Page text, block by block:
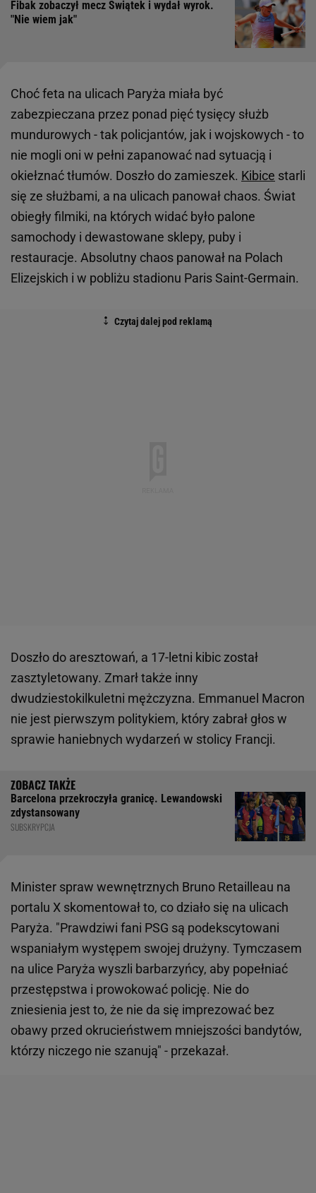
Fibak zobaczył mecz Świątek i wydał wyrok.
"Nie wiem jak"
Choć feta na ulicach Paryża miała być
zabezpieczana przez ponad pięć tysięcy służb
mundurowych - tak policjantów, jak i wojskowych - to
nie mogli oni w pełni zapanować nad sytuacją i
okiełznać tłumów. Doszło do zamieszek. Kibice starli
się ze służbami, a na ulicach panował chaos. Świat
obiegły filmiki, na których widać było palone
samochody i dewastowane sklepy, puby i
restauracje. Absolutny chaos panował na Polach
Elizejskich i w pobliżu stadionu Paris Saint-Germain.
Doszło do aresztowań, a 17-letni kibic został
zasztyletowany. Zmarł także inny
dwudziestokilkuletni mężczyzna. Emmanuel Macron
nie jest pierwszym politykiem, który zabrał głos w
sprawie haniebnych wydarzeń w stolicy Francji.
Barcelona przekroczyła granicę. Lewandowski
zdystansowany
SUBSKRYPCJA
Minister spraw wewnętrznych Bruno Retailleau na
portalu X skomentował to, co działo się na ulicach
Paryża. "Prawdziwi fani PSG są podekscytowani
wspaniałym występem swojej drużyny. Tymczasem
na ulice Paryża wyszli barbarzyńcy, aby popełniać
przestępstwa i prowokować policję. Nie do
zniesienia jest to, że nie da się imprezować bez
obawy przed okrucieństwem mniejszości bandytów,
którzy niczego nie szanują" - przekazał.